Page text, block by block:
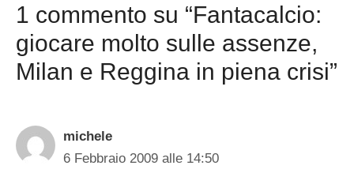
1 commento su “Fantacalcio:
giocare molto sulle assenze,
Milan e Reggina in piena crisi”
michele
6 Febbraio 2009 alle 14:50